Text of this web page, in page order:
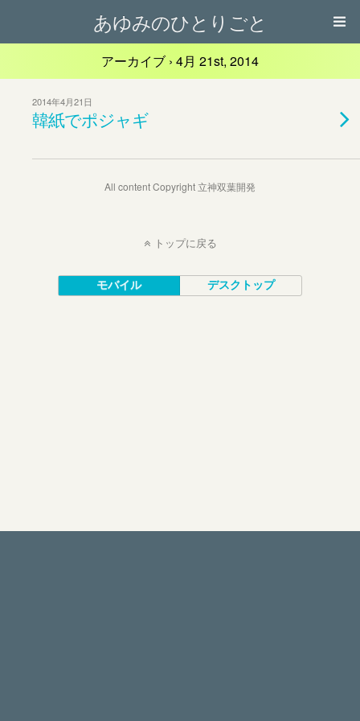
あゆみのひとりごと
アーカイブ › 4月 21st, 2014
2014年4月21日
韓紙でポジャギ
All content Copyright 立神双葉開発
トップに戻る
モバイル デスクトップ